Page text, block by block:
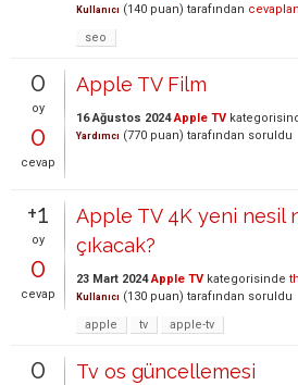
Kullanıcı (140 puan) tarafından
seo
0
oy
0
cevap
Apple TV Film
16 Ağustos 2024 Apple TV
Yardımcı (770 puan) tarafından soruldu
+1
oy
0
cevap
Apple TV 4K yeni nesil
çıkacak?
23 Mart 2024 Apple TV kategorisinde
Kullanıcı (130 puan) tarafından soruldu
apple
tv apple-tv
0 Tv os güncellemesi